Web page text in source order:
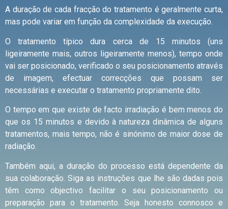
A duração de cada fracção do tratamento é geralmente curta,
mas pode variar em função da complexidade da execução.
O tratamento típico dura cerca de 15 minutos (uns
ligeiramente mais, outros ligeiramente menos), tempo onde
vai ser posicionado, verificado o seu posicionamento através
de imagem, efectuar correcções que possam ser
necessárias e executar o tratamento propriamente dito.
O tempo em que existe de facto irradiação é bem menos do
que os 15 minutos e devido à natureza dinâmica de alguns
tratamentos, mais tempo, não é sinónimo de maior dose de
radiação.
Também aqui, a duração do processo está dependente da
sua colaboração. Siga as instruções que lhe são dadas pois
têm como objectivo facilitar o seu posicionamento ou
preparação para o tratamento. Seja honesto connosco e